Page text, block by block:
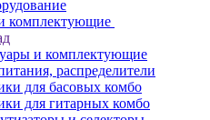
комплектующие
и комплектующие
распределители
для басовых комбо
для гитарных комбо